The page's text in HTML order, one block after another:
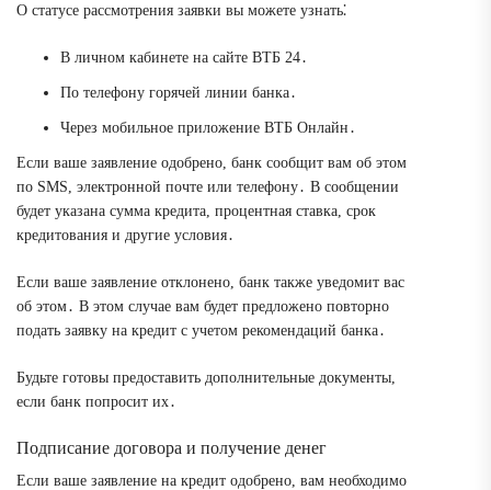
О статусе рассмотрения заявки вы можете узнать⁚
В личном кабинете на сайте ВТБ 24․
По телефону горячей линии банка․
Через мобильное приложение ВТБ Онлайн․
Если ваше заявление одобрено, банк сообщит вам об этом
по SMS, электронной почте или телефону․ В сообщении
будет указана сумма кредита, процентная ставка, срок
кредитования и другие условия․
Если ваше заявление отклонено, банк также уведомит вас
об этом․ В этом случае вам будет предложено повторно
подать заявку на кредит с учетом рекомендаций банка․
Будьте готовы предоставить дополнительные документы,
если банк попросит их․
Подписание договора и получение денег
Если ваше заявление на кредит одобрено, вам необходимо